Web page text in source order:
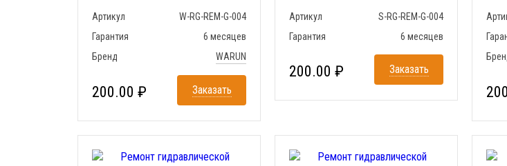
Артикул
W-RG-REM-G-004
Гарантия
6 месяцев
Бренд
WARUN
200.00 ₽ Заказать
Артикул
S-RG-REM-G-004
Гарантия
6 месяцев
200.00 ₽ Заказать